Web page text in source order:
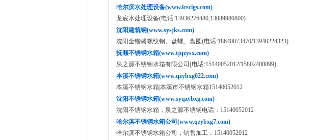
哈尔滨水处理设备(www.lcsclgs.com)
龙宸水处理设备(电话:13936276480,13089980800)
沈阳建筑钢(www.sysjks.com)
沈阳金锴盛螺纹钢、盘螺、盘圆(电话:18640073470/13940224323)
抚顺不锈钢水箱(www.tjqzysx.com)
泉之源不锈钢水箱有限公司(电话:15140052012/15802400899)
本溪不锈钢水箱(www.qzybxg022.com)
本溪不锈钢水箱|本溪市不锈钢水箱15140052012
沈阳不锈钢水箱(www.syqzybxg.com)
沈阳不锈钢水箱，泉之源不锈钢电话：15140052012
哈尔滨不锈钢水箱公司(www.qzybxg7.com)
哈尔滨不锈钢水箱公司，销售加工：15140052012